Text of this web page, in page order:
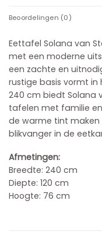
Beoordelingen (0)
Eettafel Solana van
met een moderne
een zachte en
rustige basis vormt in
240 cm biedt Solana
tafelen met familie
de warme tint
blikvanger in de
Afmetingen:
Breedte: 240 cm
Diepte: 120 cm
Hoogte: 76 cm